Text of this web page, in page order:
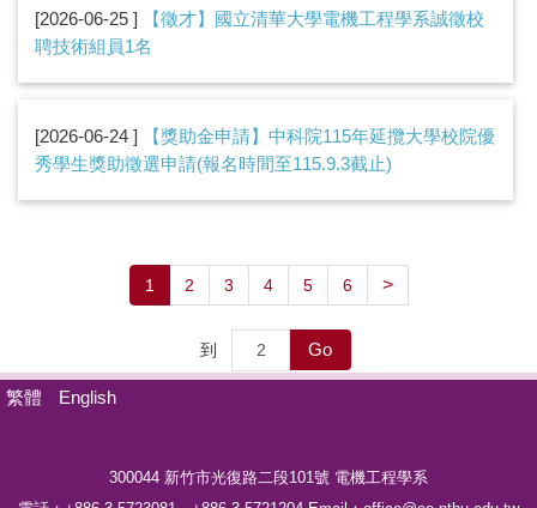
2026-06-25
【徵才】國立清華大學電機工程學系誠徵校
聘技術組員1名
2026-06-24
【獎助金申請】中科院115年延攬大學校院優
秀學生獎助徵選申請(報名時間至115.9.3截止)
1 2 3 4 5 6 >
到 Go
繁體 English
300044 新竹市光復路二段101號 電機工程學系